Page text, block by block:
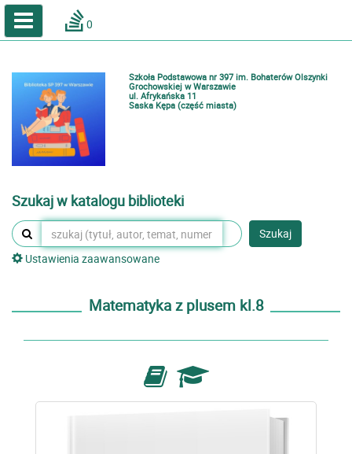
Katalog online biblioteki szkolnej
Lektury
0
Szkoła Podstawowa nr 397 im. Bohaterów Olszynki
Grochowskiej w Warszawie
ul. Afrykańska 11
Saska Kępa (część miasta)
Szukaj w katalogu biblioteki
Szukaj
Ustawienia zaawansowane
Matematyka z plusem kl.8